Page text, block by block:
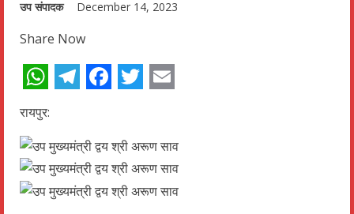
उप संपादक December 14, 2023
Share Now
WhatsApp
रायपुर: